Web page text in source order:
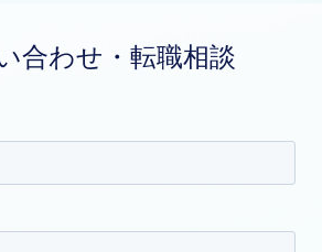
合わせ・転職相談